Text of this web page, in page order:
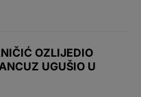
OZLIJEDIO
UGUŠIO U